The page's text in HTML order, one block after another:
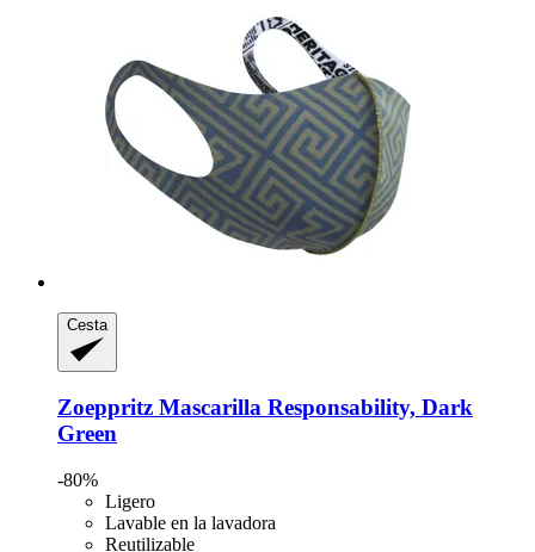
Cesta
Zoeppritz Mascarilla Responsability, Dark
Green
-80%
Ligero
Lavable en la lavadora
Reutilizable